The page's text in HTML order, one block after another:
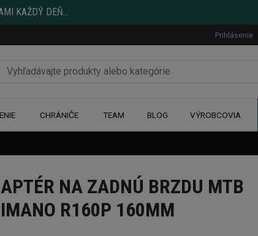
KAŽDÝ DEŇ...
Prihlásenie
CHRÁNIČE TEAM BLOG VÝROBCOVIA
NA ZADNÚ BRZDU MTB
R160P 160MM